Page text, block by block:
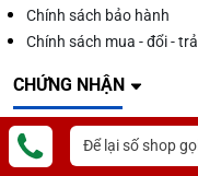
Chính sách bảo hành
Chính sách mua - đổi - trả
CHỨNG NHẬN